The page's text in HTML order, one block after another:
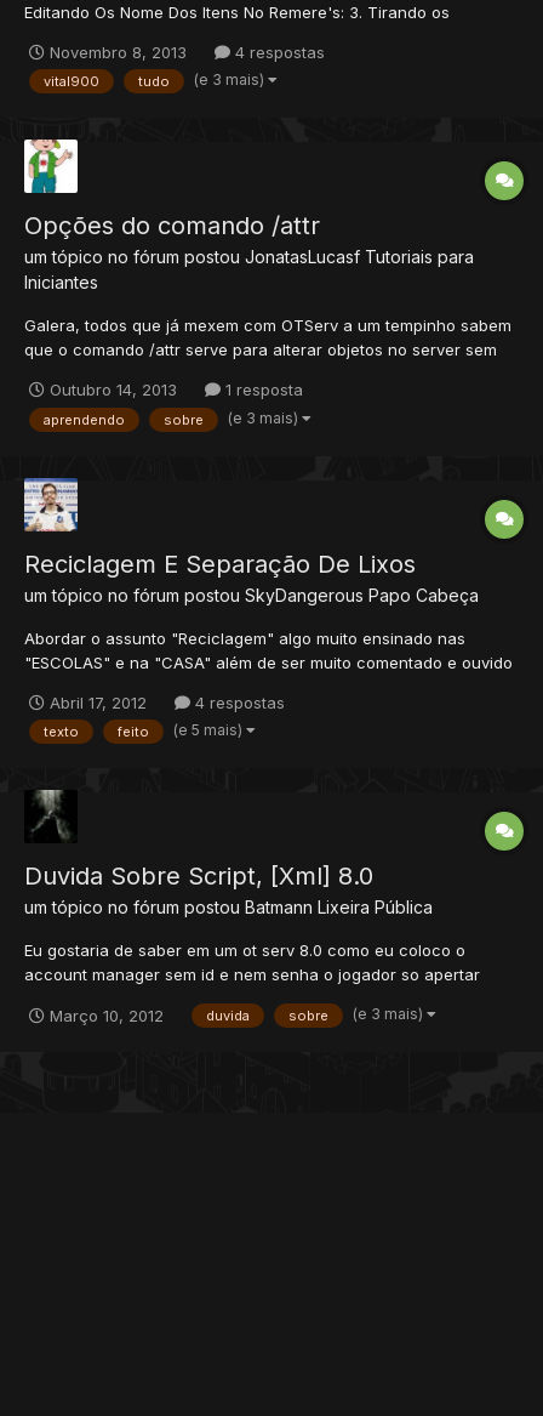
Editando Os Nome Dos Itens No Remere's: 3. Tirando os
Mapas: 6. Spawn Size:
Novembro 8, 2013 4 respostas
vital900 tudo (e 3 mais)
Opções do comando /attr
um tópico no fórum postou JonatasLucasf Tutoriais para
Iniciantes
Galera, todos que já mexem com OTServ a um tempinho sabem
que o comando /attr serve para alterar objetos no server sem
Para usar ele é bem simples, basta usar virado para o "alvo"
que no caso é o player ou algum item, ok vamos as opções...
Outubro 14, 2013 1 resposta
aprendendo sobre (e 3 mais)
Reciclagem E Separação De Lixos
um tópico no fórum postou SkyDangerous Papo Cabeça
Abordar o assunto "Reciclagem" algo muito ensinado nas
"ESCOLAS" e na "CASA" além de ser muito comentado e ouvido
futuramente vai ser muito importante, a cada dia estamos
produzindo lixos e assim não damos um "destino" certo
Abril 17, 2012 4 respostas
texto feito (e 5 mais)
Duvida Sobre Script, [Xml] 8.0
um tópico no fórum postou Batmann Lixeira Pública
Eu gostaria de saber em um ot serv 8.0 como eu coloco o
account manager sem id e nem senha o jogador so apertar
Março 10, 2012
duvida sobre (e 3 mais)